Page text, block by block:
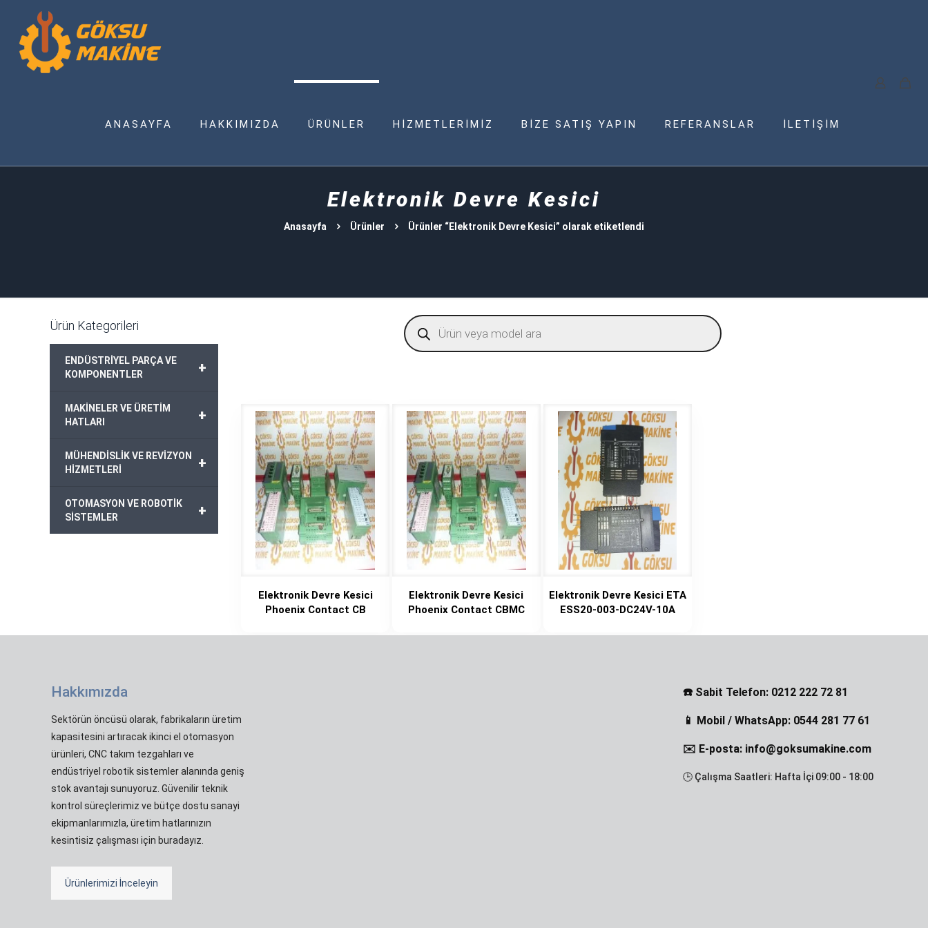
ANASAYFA HAKKIMIZDA ÜRÜNLER HİZMETLERİMİZ BİZE SATIŞ YAPIN REFERANSLAR İLETİŞİM
Elektronik Devre Kesici
Anasayfa Ürünler Ürünler “Elektronik Devre Kesici” olarak etiketlendi
Products
search
Elektronik Devre Kesici
Phoenix Contact CB
Elektronik Devre Kesici
Phoenix Contact CBMC
Elektronik Devre Kesici ETA
ESS20-003-DC24V-10A
Ürün Kategorileri
+
ENDÜSTRİYEL PARÇA VE
KOMPONENTLER
+
MAKİNELER VE ÜRETİM
HATLARI
+
MÜHENDİSLİK VE REVİZYON
HİZMETLERİ
+
OTOMASYON VE ROBOTİK
SİSTEMLER
Hakkımızda
Sektörün öncüsü olarak, fabrikaların üretim
kapasitesini artıracak ikinci el otomasyon
ürünleri, CNC takım tezgahları ve
endüstriyel robotik sistemler alanında geniş
stok avantajı sunuyoruz. Güvenilir teknik
kontrol süreçlerimiz ve bütçe dostu sanayi
ekipmanlarımızla, üretim hatlarınızın
kesintisiz çalışması için buradayız.
Ürünlerimizi İnceleyin
☎️ Sabit Telefon: 0212 222 72 81
📱 Mobil / WhatsApp: 0544 281 77 61
✉️ E-posta: info@goksumakine.com
🕒 Çalışma Saatleri: Hafta İçi 09:00 - 18:00